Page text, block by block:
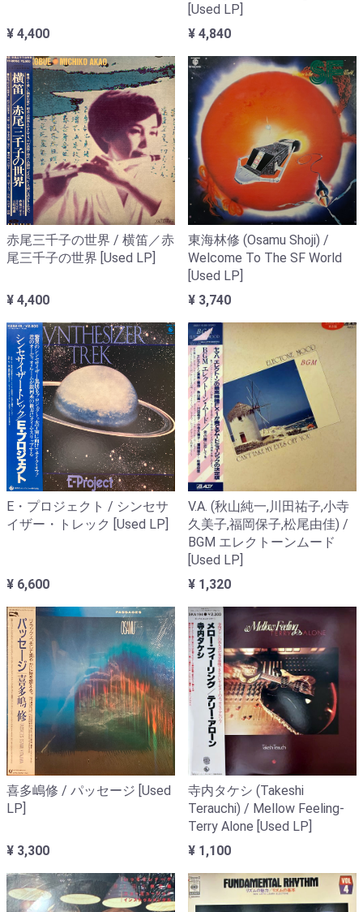
¥ 4,400
[Used LP]
¥ 4,840
赤尾三千子の世界 / 横笛／赤
尾三千子の世界 [Used LP]
¥ 4,400
東海林修 (Osamu Shoji) /
Welcome To The SF World
[Used LP]
¥ 3,740
E・プロジェクト / シンセサ
イザー・トレック [Used LP]
¥ 6,600
V.A. (秋山純一,川田祐子,小寺
久美子,福岡保子,松尾由佳) /
BGM エレクトーンムード
[Used LP]
¥ 1,320
喜多嶋修 / パッセージ [Used
LP]
¥ 3,300
寺内タケシ (Takeshi
Terauchi) / Mellow Feeling-
Terry Alone [Used LP]
¥ 1,100